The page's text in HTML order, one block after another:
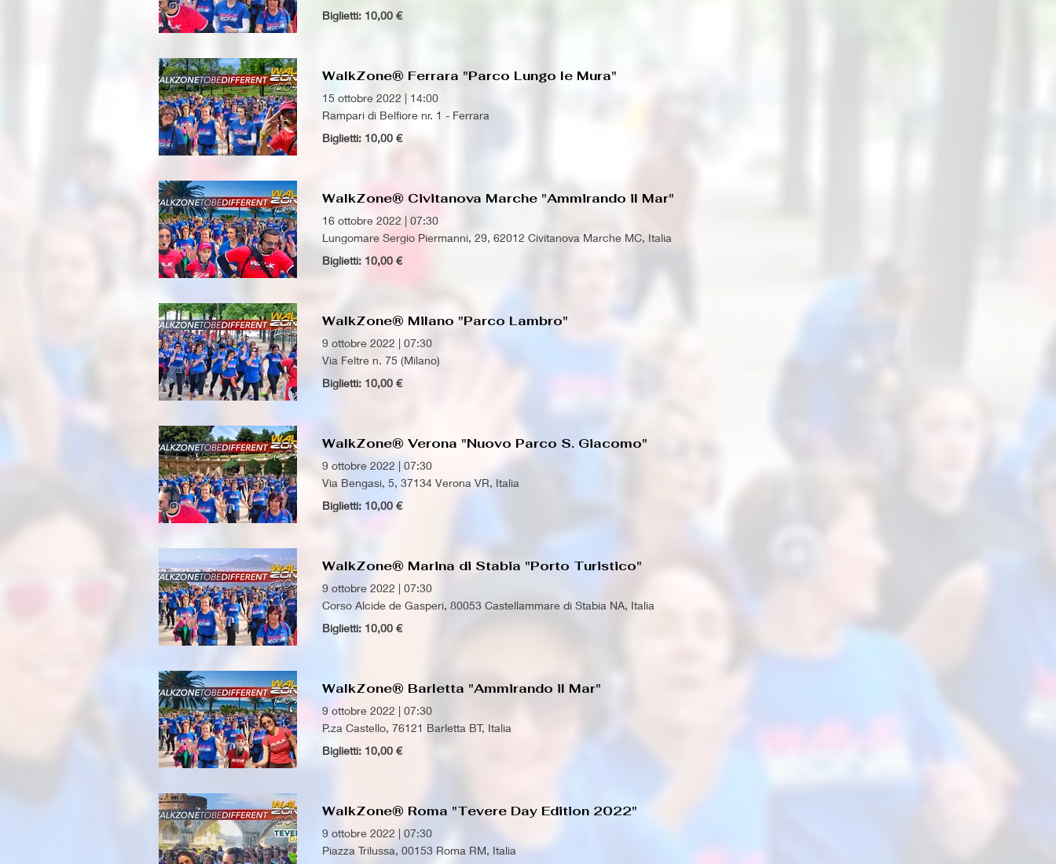
Biglietti: 10,00 €
WalkZone® Ferrara "Parco Lungo le Mura"
15 ottobre 2022 | 14:00
Rampari di Belfiore nr. 1 - Ferrara
Biglietti: 10,00 €
WalkZone® Civitanova Marche "Ammirando il Mar"
16 ottobre 2022 | 07:30
Lungomare Sergio Piermanni, 29, 62012 Civitanova Marche MC, Italia
Biglietti: 10,00 €
WalkZone® Milano "Parco Lambro"
9 ottobre 2022 | 07:30
Via Feltre n. 75 (Milano)
Biglietti: 10,00 €
WalkZone® Verona "Nuovo Parco S. Giacomo"
9 ottobre 2022 | 07:30
Via Bengasi, 5, 37134 Verona VR, Italia
Biglietti: 10,00 €
WalkZone® Marina di Stabia "Porto Turistico"
9 ottobre 2022 | 07:30
Corso Alcide de Gasperi, 80053 Castellammare di Stabia NA, Italia
Biglietti: 10,00 €
WalkZone® Barletta "Ammirando il Mar"
9 ottobre 2022 | 07:30
P.za Castello, 76121 Barletta BT, Italia
Biglietti: 10,00 €
WalkZone® Roma "Tevere Day Edition 2022"
9 ottobre 2022 | 07:30
Piazza Trilussa, 00153 Roma RM, Italia